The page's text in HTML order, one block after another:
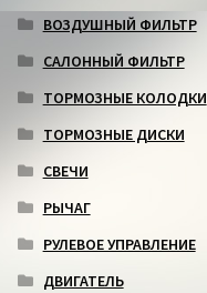
ВОЗДУШНЫЙ ФИЛЬТР
САЛОННЫЙ ФИЛЬТР
ТОРМОЗНЫЕ КОЛОДКИ
ТОРМОЗНЫЕ ДИСКИ
СВЕЧИ
РЫЧАГ
РУЛЕВОЕ УПРАВЛЕНИЕ
ДВИГАТЕЛЬ